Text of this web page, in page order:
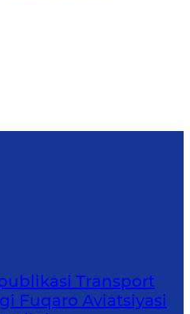
Transport
Fuqaro Aviatsiyasi